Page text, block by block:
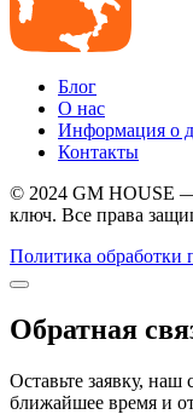
Блог
О нас
Информация о
Контакты
© 2024 GM HOUSE —
ключ. Все права
Политика обработки
Обратная
Оставьте заявку, наш
ближайшее время и